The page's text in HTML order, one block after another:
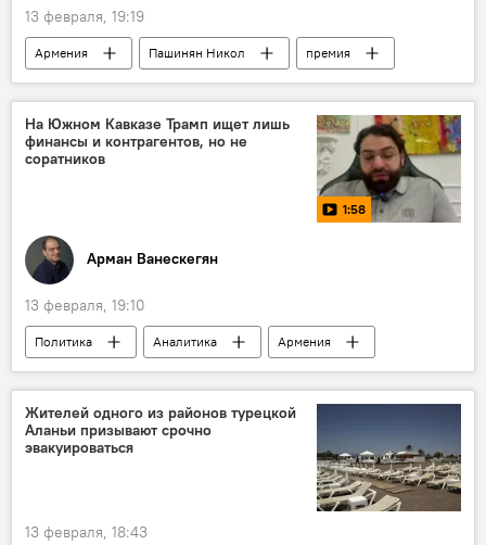
13 февраля, 19:19
Армения Пашинян Никол
премия
Политика
Новости Армения
На Южном Кавказе Трамп ищет лишь
финансы и контрагентов, но не
соратников
1:58
Арман Ванескегян
13 февраля, 19:10
Политика Аналитика
Армения
Новости Армения
пресс-центр Sputnik Армения
Пресс-центр
Видео
Жителей одного из районов турецкой
Аланьи призывают срочно
эвакуироваться
13 февраля, 18:43